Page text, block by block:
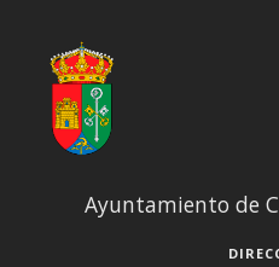
Ayuntamiento de